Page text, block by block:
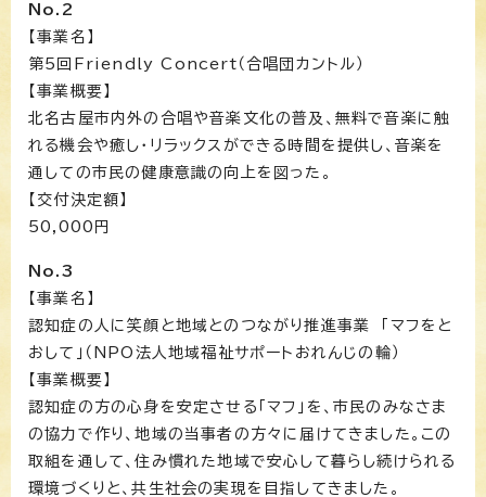
No.2
【事業名】
第5回Friendly Concert（合唱団カントル）
【事業概要】
北名古屋市内外の合唱や音楽文化の普及、無料で音楽に触
れる機会や癒し・リラックスができる時間を提供し、音楽を
通しての市民の健康意識の向上を図った。
【交付決定額】
50,000円
No.3
【事業名】
認知症の人に笑顔と地域とのつながり推進事業 「マフをと
おして」（NPO法人地域福祉サポートおれんじの輪）
【事業概要】
認知症の方の心身を安定させる「マフ」を、市民のみなさま
の協力で作り、地域の当事者の方々に届けてきました。この
取組を通して、住み慣れた地域で安心して暮らし続けられる
環境づくりと、共生社会の実現を目指してきました。